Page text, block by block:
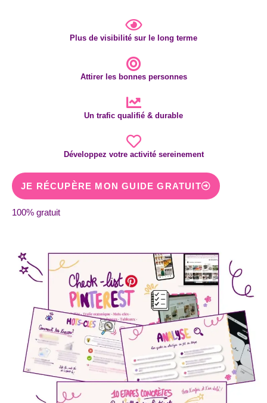
Plus de visibilité sur le long terme
Attirer les bonnes personnes
Un trafic qualifié & durable
Développez votre activité sereinement
JE RÉCUPÈRE MON GUIDE GRATUIT
100% gratuit